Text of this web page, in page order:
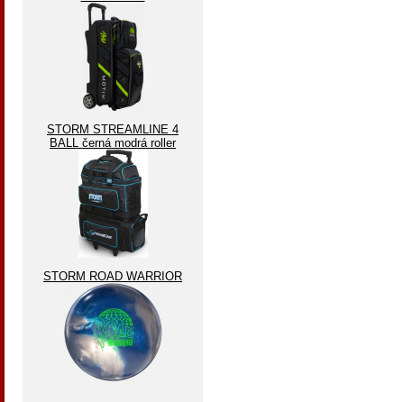
STORM STREAMLINE 4
BALL černá modrá roller
STORM ROAD WARRIOR